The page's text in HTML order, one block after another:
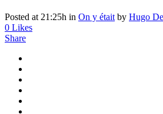
Posted at 21:25h in On y était by Hugo
0 Likes
Share